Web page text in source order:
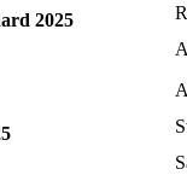
2025